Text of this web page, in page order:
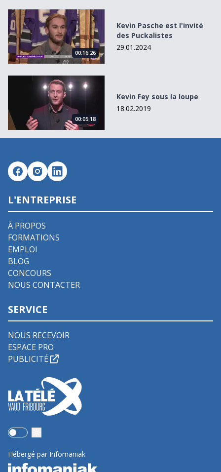
Kevin Pasche est l&#039;invité des Puckalistes
00:16:26
Kevin Pasche est l'invité
des Puckalistes
29.01.2024
Kevin Fey sous la loupe
00:05:18
Kevin Fey sous la loupe
18.02.2019
L'ENTREPRISE
À PROPOS
FORMATIONS
EMPLOI
BLOG
CONCOURS
NOUS CONTACTER
SERVICE
NOUS RECEVOIR
ESPACE PRO
PUBLICITÉ
Use setting
Hébergé par Infomaniak